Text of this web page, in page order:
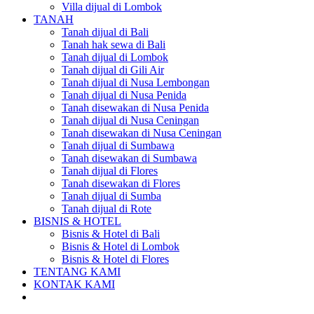
Villa dijual di Lombok
TANAH
Tanah dijual di Bali
Tanah hak sewa di Bali
Tanah dijual di Lombok
Tanah dijual di Gili Air
Tanah dijual di Nusa Lembongan
Tanah dijual di Nusa Penida
Tanah disewakan di Nusa Penida
Tanah dijual di Nusa Ceningan
Tanah disewakan di Nusa Ceningan
Tanah dijual di Sumbawa
Tanah disewakan di Sumbawa
Tanah dijual di Flores
Tanah disewakan di Flores
Tanah dijual di Sumba
Tanah dijual di Rote
BISNIS & HOTEL
Bisnis & Hotel di Bali
Bisnis & Hotel di Lombok
Bisnis & Hotel di Flores
TENTANG KAMI
KONTAK KAMI